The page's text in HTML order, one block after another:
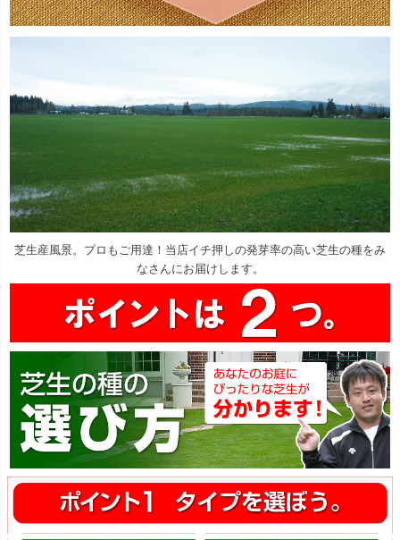
芝生産風景。プロもご用達！当店イチ押しの発芽率の高い芝生の種をみ
なさんにお届けします。